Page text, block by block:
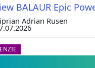
Comet de la
Company,
Mode în
de o versiune
BALAUR Epic
Adrian Rusen